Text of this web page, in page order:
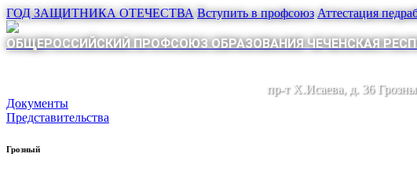
ГОД ЗАЩИТНИКА ОТЕЧЕСТВА Вступить в профсоюз Аттестация
ОБЩЕРОССИЙСКИЙ ПРОФСОЮЗ ОБРАЗОВАНИЯ ЧЕЧЕНСКАЯ
пр-т Х.Исаева, д. 36
Документы
Представительства
Грозный